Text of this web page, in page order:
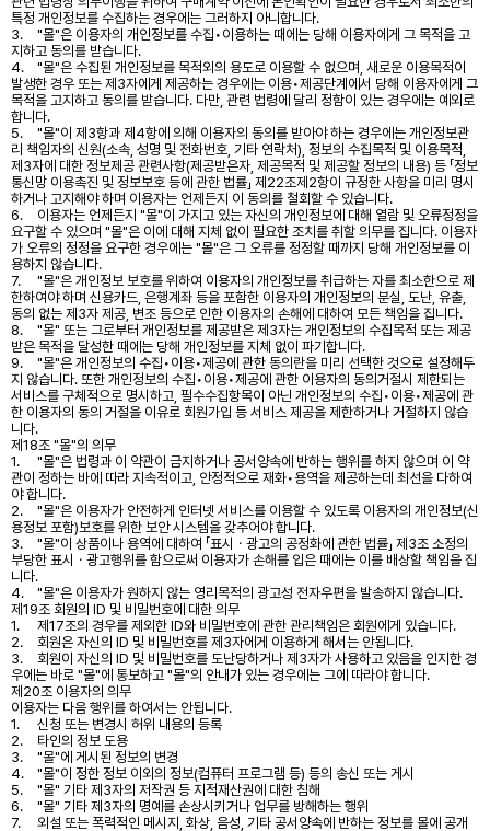
특정 개인정보를 수집하는 경우에는 그러하지 아니합니다.
3.
"몰"은 이용자의 개인정보를 수집•이용하는 때에는 당해 이용자에게 그 목적을 고
지하고 동의를 받습니다.
4.
"몰"은 수집된 개인정보를 목적외의 용도로 이용할 수 없으며, 새로운 이용목적이
발생한 경우 또는 제3자에게 제공하는 경우에는 이용•제공단계에서 당해 이용자에게 그
목적을 고지하고 동의를 받습니다. 다만, 관련 법령에 달리 정함이 있는 경우에는 예외로
합니다.
5.
"몰"이 제3항과 제4항에 의해 이용자의 동의를 받아야 하는 경우에는 개인정보관
리 책임자의 신원(소속, 성명 및 전화번호, 기타 연락처), 정보의 수집목적 및 이용목적,
제3자에 대한 정보제공 관련사항(제공받은자, 제공목적 및 제공할 정보의 내용) 등 「정보
통신망 이용촉진 및 정보보호 등에 관한 법률」 제22조제2항이 규정한 사항을 미리 명시
하거나 고지해야 하며 이용자는 언제든지 이 동의를 철회할 수 있습니다.
6.
이용자는 언제든지 "몰"이 가지고 있는 자신의 개인정보에 대해 열람 및 오류정정을
요구할 수 있으며 "몰"은 이에 대해 지체 없이 필요한 조치를 취할 의무를 집니다. 이용자
가 오류의 정정을 요구한 경우에는 "몰"은 그 오류를 정정할 때까지 당해 개인정보를 이
용하지 않습니다.
7.
"몰"은 개인정보 보호를 위하여 이용자의 개인정보를 취급하는 자를 최소한으로 제
한하여야 하며 신용카드, 은행계좌 등을 포함한 이용자의 개인정보의 분실, 도난, 유출,
동의 없는 제3자 제공, 변조 등으로 인한 이용자의 손해에 대하여 모든 책임을 집니다.
8.
"몰" 또는 그로부터 개인정보를 제공받은 제3자는 개인정보의 수집목적 또는 제공
받은 목적을 달성한 때에는 당해 개인정보를 지체 없이 파기합니다.
9.
"몰"은 개인정보의 수집•이용•제공에 관한 동의란을 미리 선택한 것으로 설정해두
지 않습니다. 또한 개인정보의 수집•이용•제공에 관한 이용자의 동의거절시 제한되는
서비스를 구체적으로 명시하고, 필수수집항목이 아닌 개인정보의 수집•이용•제공에 관
한 이용자의 동의 거절을 이유로 회원가입 등 서비스 제공을 제한하거나 거절하지 않습
니다.
제18조 "몰"의 의무
1.
"몰"은 법령과 이 약관이 금지하거나 공서양속에 반하는 행위를 하지 않으며 이 약
관이 정하는 바에 따라 지속적이고, 안정적으로 재화•용역을 제공하는데 최선을 다하여
야 합니다.
2.
"몰"은 이용자가 안전하게 인터넷 서비스를 이용할 수 있도록 이용자의 개인정보(신
용정보 포함)보호를 위한 보안 시스템을 갖추어야 합니다.
3.
"몰"이 상품이나 용역에 대하여 「표시ㆍ광고의 공정화에 관한 법률」 제3조 소정의
부당한 표시ㆍ광고행위를 함으로써 이용자가 손해를 입은 때에는 이를 배상할 책임을 집
니다.
4.
"몰"은 이용자가 원하지 않는 영리목적의 광고성 전자우편을 발송하지 않습니다.
제19조 회원의 ID 및 비밀번호에 대한 의무
1.
제17조의 경우를 제외한 ID와 비밀번호에 관한 관리책임은 회원에게 있습니다.
2.
회원은 자신의 ID 및 비밀번호를 제3자에게 이용하게 해서는 안됩니다.
3.
회원이 자신의 ID 및 비밀번호를 도난당하거나 제3자가 사용하고 있음을 인지한 경
우에는 바로 "몰"에 통보하고 "몰"의 안내가 있는 경우에는 그에 따라야 합니다.
제20조 이용자의 의무
이용자는 다음 행위를 하여서는 안됩니다.
1.
신청 또는 변경시 허위 내용의 등록
2.
타인의 정보 도용
3.
"몰"에 게시된 정보의 변경
4.
"몰"이 정한 정보 이외의 정보(컴퓨터 프로그램 등) 등의 송신 또는 게시
5.
"몰" 기타 제3자의 저작권 등 지적재산권에 대한 침해
6.
"몰" 기타 제3자의 명예를 손상시키거나 업무를 방해하는 행위
7.
외설 또는 폭력적인 메시지, 화상, 음성, 기타 공서양속에 반하는 정보를 몰에 공개